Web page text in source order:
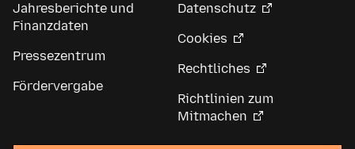
Jahresberichte und
Finanzdaten
Pressezentrum
Fördervergabe
Datenschutz
Cookies
Rechtliches
Richtlinien zum
Mitmachen